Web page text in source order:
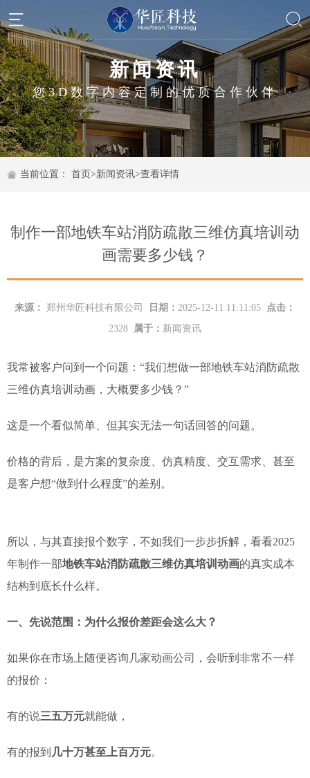
新闻资讯
您3D数字内容定制的优质合作伙伴
当前位置： 首页>新闻资讯>查看详情
制作一部地铁车站消防疏散三维仿真培训动
画需要多少钱？
来源： 郑州华匠科技有限公司 日期： 2025-12-11 11:11:05
点击：
2328
属于： 新闻资讯
我常被客户问到一个问题：“我们想做一部地铁车站消防疏散
三维仿真培训动画，大概要多少钱？”
这是一个看似简单、但其实无法一句话回答的问题。
价格的背后，是方案的复杂度、仿真精度、交互需求、甚至
是客户想“做到什么程度”的差别。
所以，与其直接报个数字，不如我们一步步拆解，看看2025
年制作一部地铁车站消防疏散三维仿真培训动画的真实成本
结构到底长什么样。
一、先说范围：为什么报价差距会这么大？
如果你在市场上随便咨询几家动画公司，会听到非常不一样
的报价：
有的说三五万元就能做，
有的报到 几十万甚至上百万元。